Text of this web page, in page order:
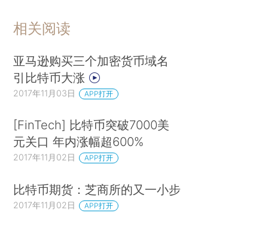
相关阅读
亚马逊购买三个加密货币域名
引比特币大涨
2017年11月03日 APP打开
[FinTech] 比特币突破7000美
元关口 年内涨幅超600%
2017年11月02日 APP打开
比特币期货：芝商所的又一小步
2017年11月02日 APP打开